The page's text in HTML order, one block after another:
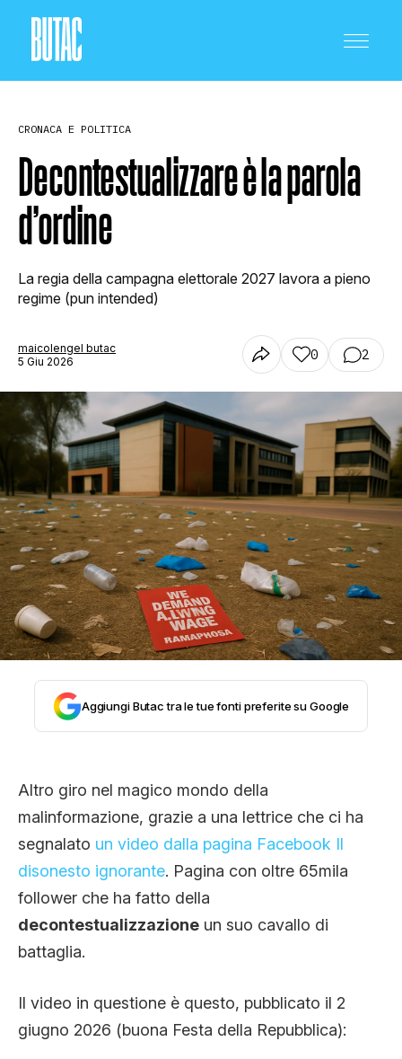
CRONACA E POLITICA
SCIENZA E TECNOLOGIA
SALUTE E MEDICINA
STORIA E CITAZIONI
INTRATTENIMENTO
COMPLOTTI, LEGGENDE URBANE ED
EVERGREEN
EDITORIALI
CLIMA ED ENERGIA
CONTATTI
CHI SIAMO
CRONACA E POLITICA
Decontestualizzare è la parola
d’ordine
La regia della campagna elettorale 2027 lavora a pieno
regime (pun intended)
maicolengel butac
5 Giu 2026
0 2
Aggiungi Butac tra le tue fonti preferite su Google
Altro giro nel magico mondo della
malinformazione, grazie a una lettrice che ci ha
segnalato un video dalla pagina Facebook Il
disonesto ignorante. Pagina con oltre 65mila
follower che ha fatto della
decontestualizzazione un suo cavallo di
battaglia.
Il video in questione è questo, pubblicato il 2
giugno 2026 (buona Festa della Repubblica):